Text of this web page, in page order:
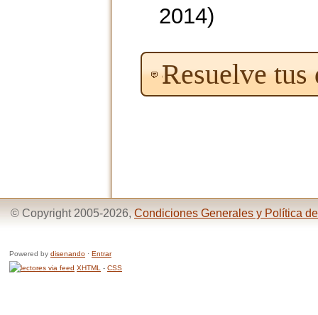
2014)
Resuelve tus
© Copyright 2005-2026, Condiciones Generales y Política
Powered by disenando · Entrar
XHTML - CSS